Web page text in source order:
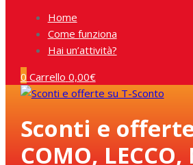
Home
Come funziona
Hai un’attività?
0 Carrello 0,00€
Sconti e
COMO,